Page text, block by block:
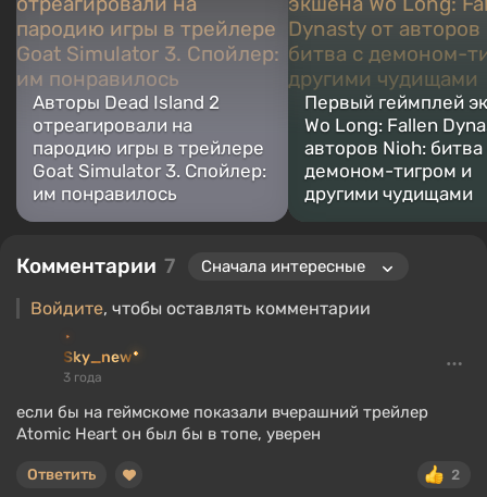
Авторы Dead Island 2
отреагировали на
пародию игры в трейлере
Goat Simulator 3. Спойлер:
им понравилось
Первый геймплей
Wo Long: Fallen
авторов Nioh: битва
демоном-тигром и
другими чудищами
Комментарии 7
Войдите, чтобы оставлять комментарии
Sky_new
3 года
если бы на геймскоме показали вчерашний трейлер
Atomic Heart он был бы в топе, уверен
2
Ответить